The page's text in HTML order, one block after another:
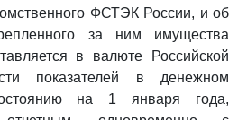
ФСТЭК России, и об
за ним имущества
в валюте Российской
показателей в денежном
на 1 января года,